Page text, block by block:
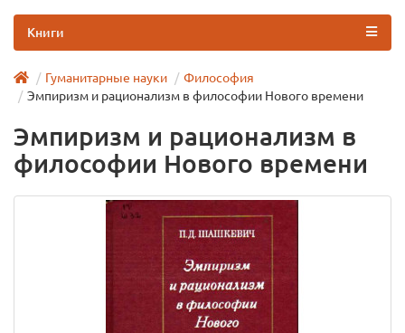
Книги
Гуманитарные науки
Философия
Эмпиризм и рационализм в философии Нового времени
Эмпиризм и рационализм в
философии Нового времени